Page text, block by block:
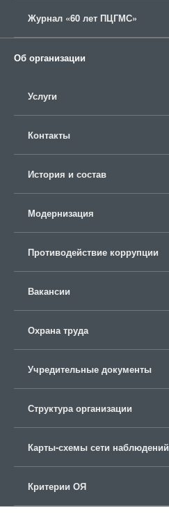
Журнал «60 лет ПЦГМС»
Об организации
Услуги
Контакты
История и состав
Модернизация
Противодействие коррупции
Вакансии
Охрана труда
Учредительные документы
Структура организации
Карты-схемы сети наблюдений
Критерии ОЯ